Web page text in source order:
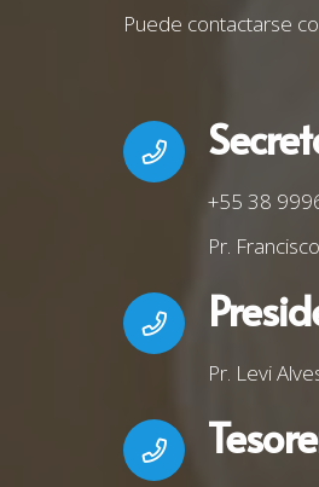
Puede contactarse
+55 38
Pr.
Pr. Levi